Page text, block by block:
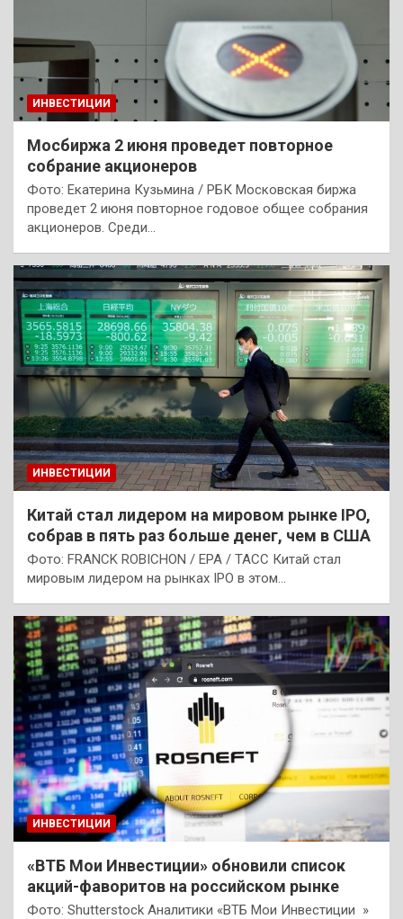
ИНВЕСТИЦИИ
Мосбиржа 2 июня проведет повторное
собрание акционеров
Фото: Екатерина Кузьмина / РБК Московская биржа
проведет 2 июня повторное годовое общее собрания
акционеров. Среди…
ИНВЕСТИЦИИ
Китай стал лидером на мировом рынке IPO,
собрав в пять раз больше денег, чем в США
Фото: FRANCK ROBICHON / EPA / ТАСС Китай стал
мировым лидером на рынках IPO в этом…
ИНВЕСТИЦИИ
«ВТБ Мои Инвестиции» обновили список
акций-фаворитов на российском рынке
Фото: Shutterstock Аналитики «ВТБ Мои Инвестиции »